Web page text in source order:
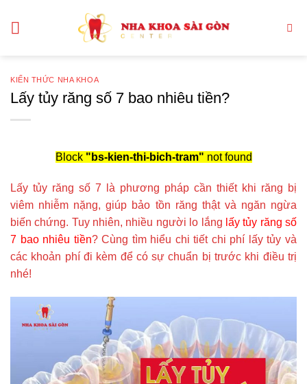
qua
KIẾN THỨC NHA KHOA
Lấy tủy răng số 7 bao nhiêu tiền?
Block "bs-kien-thi-bich-tram" not found
Lấy tủy răng số 7 là phương pháp cần thiết khi răng bị
viêm nhiễm nặng, giúp bảo tồn răng thật và ngăn ngừa
biến chứng. Tuy nhiên, nhiều người lo lắng lấy tủy răng số
7 bao nhiêu tiền? Cùng tìm hiểu chi tiết chi phí lấy tủy và
các khoản phí đi kèm để có sự chuẩn bị trước khi điều trị
nhé!